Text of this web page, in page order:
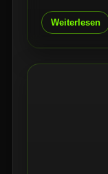
Phantom
heute stärker
Weiterlesen